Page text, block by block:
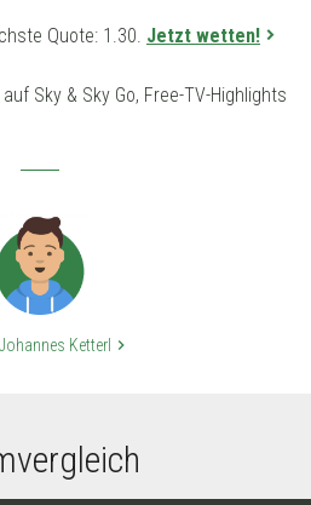
Quote: 1.30. Jetzt wetten!
Sky & Sky Go, Free-TV-Highlights
Johannes Ketterl keyboard_arrow_right